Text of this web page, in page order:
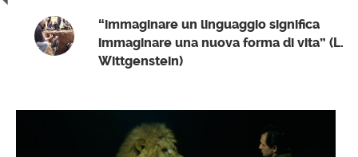
“immaginare un linguaggio significa
immaginare una nuova forma di vita” (L.
Wittgenstein)